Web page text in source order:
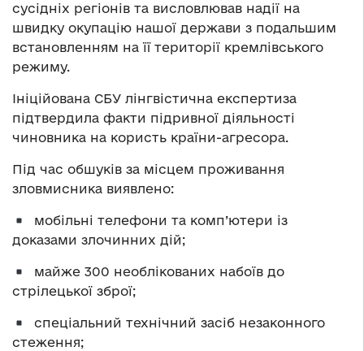
сусідніх регіонів та висловлював надії на
швидку окупацію нашої держави з подальшим
встановленням на її території кремлівського
режиму.
Ініційована СБУ лінгвістична експертиза
підтвердила факти підривної діяльності
чиновника на користь країни-агресора.
Під час обшуків за місцем проживання
зловмисника виявлено:
⁠мобільні телефони та комп’ютери із
доказами злочинних дій;
⁠майже 300 необлікованих набоїв до
стрілецької зброї;
⁠ ⁠спеціальний технічний засіб незаконного
стеження;